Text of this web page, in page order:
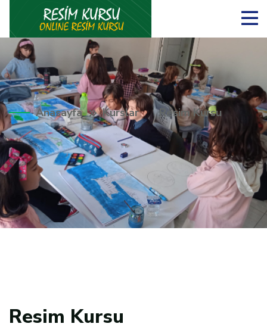
Anasayfa Kurslar Resim Kursu
Resim Kursu